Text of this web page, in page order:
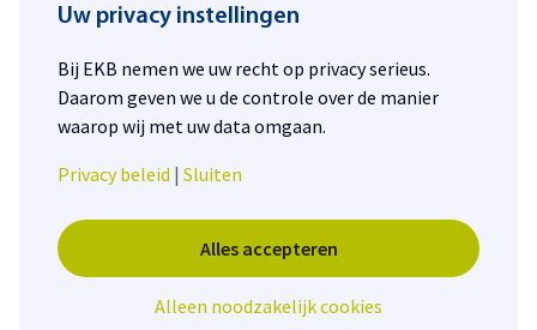
Duurzaamheid
Energietransitie
Personeelstekort
© EKB
Uw privacy instellingen
Bij EKB nemen we uw recht op privacy serieus.
Daarom geven we u de controle over de manier
waarop wij met uw data omgaan.
Privacy beleid | Sluiten
Alles accepteren
Alleen noodzakelijk cookies